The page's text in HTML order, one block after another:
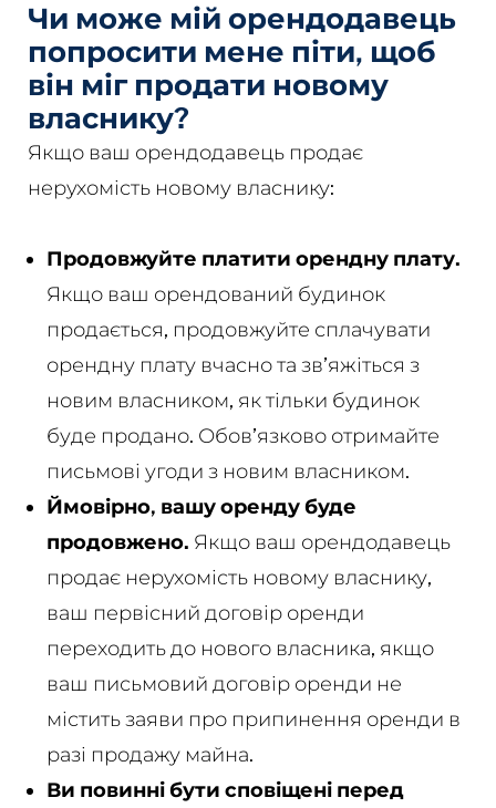
Чи може мій орендодавець
попросити мене піти, щоб
він міг продати новому
власнику?
Якщо ваш орендодавець продає
нерухомість новому власнику:
Продовжуйте платити орендну плату.
Якщо ваш орендований будинок
продається, продовжуйте сплачувати
орендну плату вчасно та зв’яжіться з
новим власником, як тільки будинок
буде продано. Обов’язково отримайте
письмові угоди з новим власником.
Ймовірно, вашу оренду буде
продовжено. Якщо ваш орендодавець
продає нерухомість новому власнику,
ваш первісний договір оренди
переходить до нового власника, якщо
ваш письмовий договір оренди не
містить заяви про припинення оренди в
разі продажу майна.
Ви повинні бути сповіщені перед